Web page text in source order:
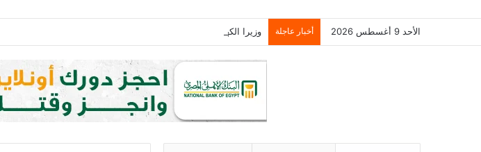
الأحد 9 أغسطس 2026 أخبار عاجلة وزيرا الكهرباء والتخطيط يبحثان خطة الاستثمارات العامة وتعزيز